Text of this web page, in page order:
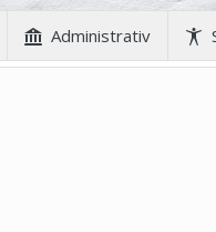
Administrativ